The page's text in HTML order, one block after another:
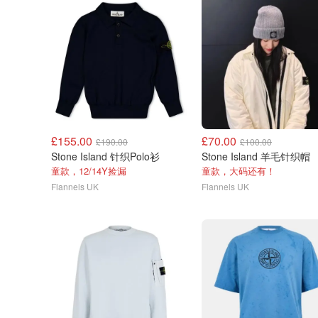
£155.00 £190.00
Stone Island 针织Polo衫
童款，12/14Y捡漏
Flannels UK
£70.00 £100.00
Stone Island 羊毛针织帽
童款，大码还有！
Flannels UK